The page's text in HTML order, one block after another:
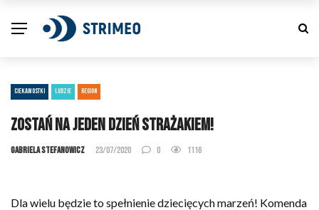
CIEKAWOSTKI LUDZIE REGION
Zostań na jeden dzień strażakiem!
Gabriela Stefanowicz 23/07/2020 0 1116
Dla wielu będzie to spełnienie dziecięcych marzeń! Komenda